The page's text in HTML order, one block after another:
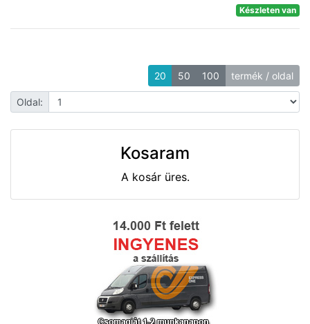
Készleten van
20 50 100 termék / oldal
Oldal:
Kosaram
A kosár üres.